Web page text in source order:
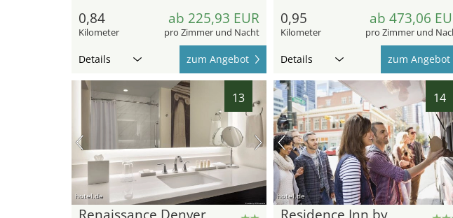
0,84
Kilometer
ab 225,93 EUR
pro Zimmer und Nacht
Details zum Angebot
0,95
Kilometer
ab 473,06
pro Zimmer und
Details zum Angebot
13
hotel.de
Renaissance Denver
14
hotel.de
Residence Inn by